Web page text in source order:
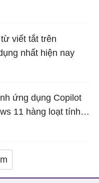
viết tắt trên
nhất hiện nay
ứng dụng Copilot
11 hàng loạt tính